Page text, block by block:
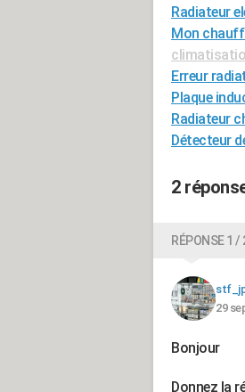
Radiateur
Mon
Erreur
Plaque
Radiateur
Détecteur
2
RÉPONSE 1 /
29
Bonjour
Donnez la